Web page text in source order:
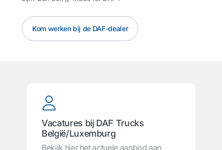
Kom werken bij de DAF-dealer
Vacatures bij DAF Trucks
België/Luxemburg
Bekijk hier het actuele aanbod aan